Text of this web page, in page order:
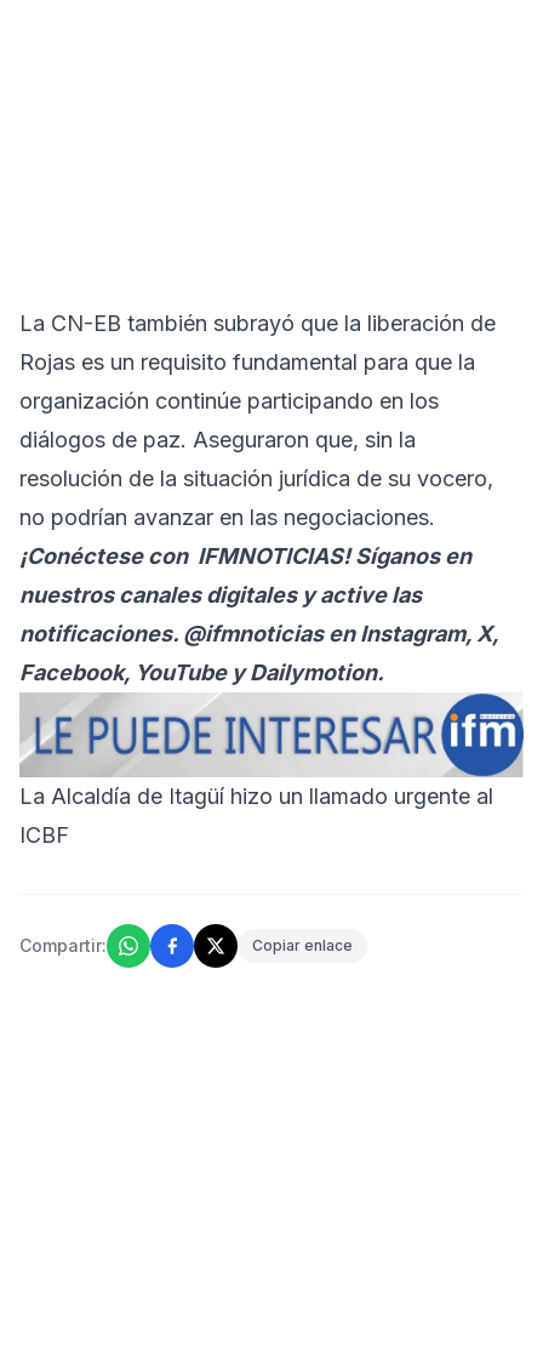
La CN-EB también subrayó que la liberación de
Rojas es un requisito fundamental para que la
organización continúe participando en los
diálogos de paz. Aseguraron que, sin la
resolución de la situación jurídica de su vocero,
no podrían avanzar en las negociaciones.
¡Conéctese con IFMNOTICIAS! Síganos en
nuestros canales digitales y active las
notificaciones. @ifmnoticias en Instagram, X,
Facebook, YouTube y Dailymotion.
La Alcaldía de Itagüí hizo un llamado urgente al
ICBF
Compartir: Copiar enlace